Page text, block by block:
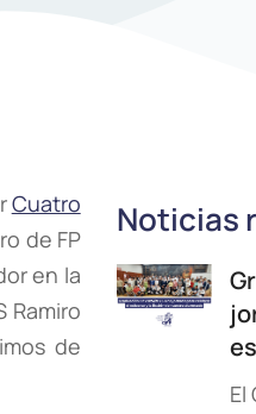
Cuatro
de FP
en la
Ramiro
de
Noticias
El